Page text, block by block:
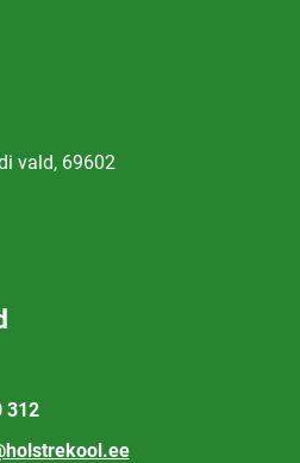
vald, 69602
312